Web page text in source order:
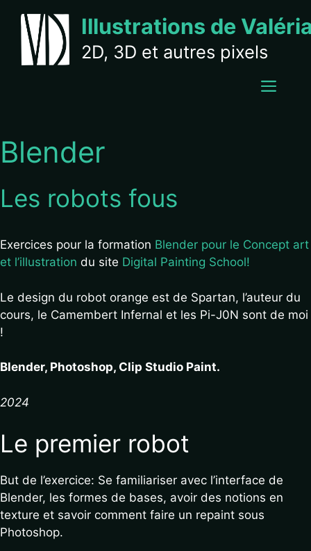
contenu
Illustrations de
2D, 3D et autres pixels
Blender
Les robots fous
Exercices pour la formation Blender pour le Concept art
et l’illustration du site Digital Painting School!
Le design du robot orange est de Spartan, l’auteur du
cours, le Camembert Infernal et les Pi-J0N sont de moi
!
Blender, Photoshop, Clip Studio Paint.
2024
Le premier robot
But de l’exercice: Se familiariser avec l’interface de
Blender, les formes de bases, avoir des notions en
texture et savoir comment faire un repaint sous
Photoshop.